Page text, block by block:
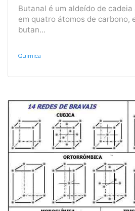
Butanal é um aldeído de
em quatro átomos de carbono,
butan...
Química